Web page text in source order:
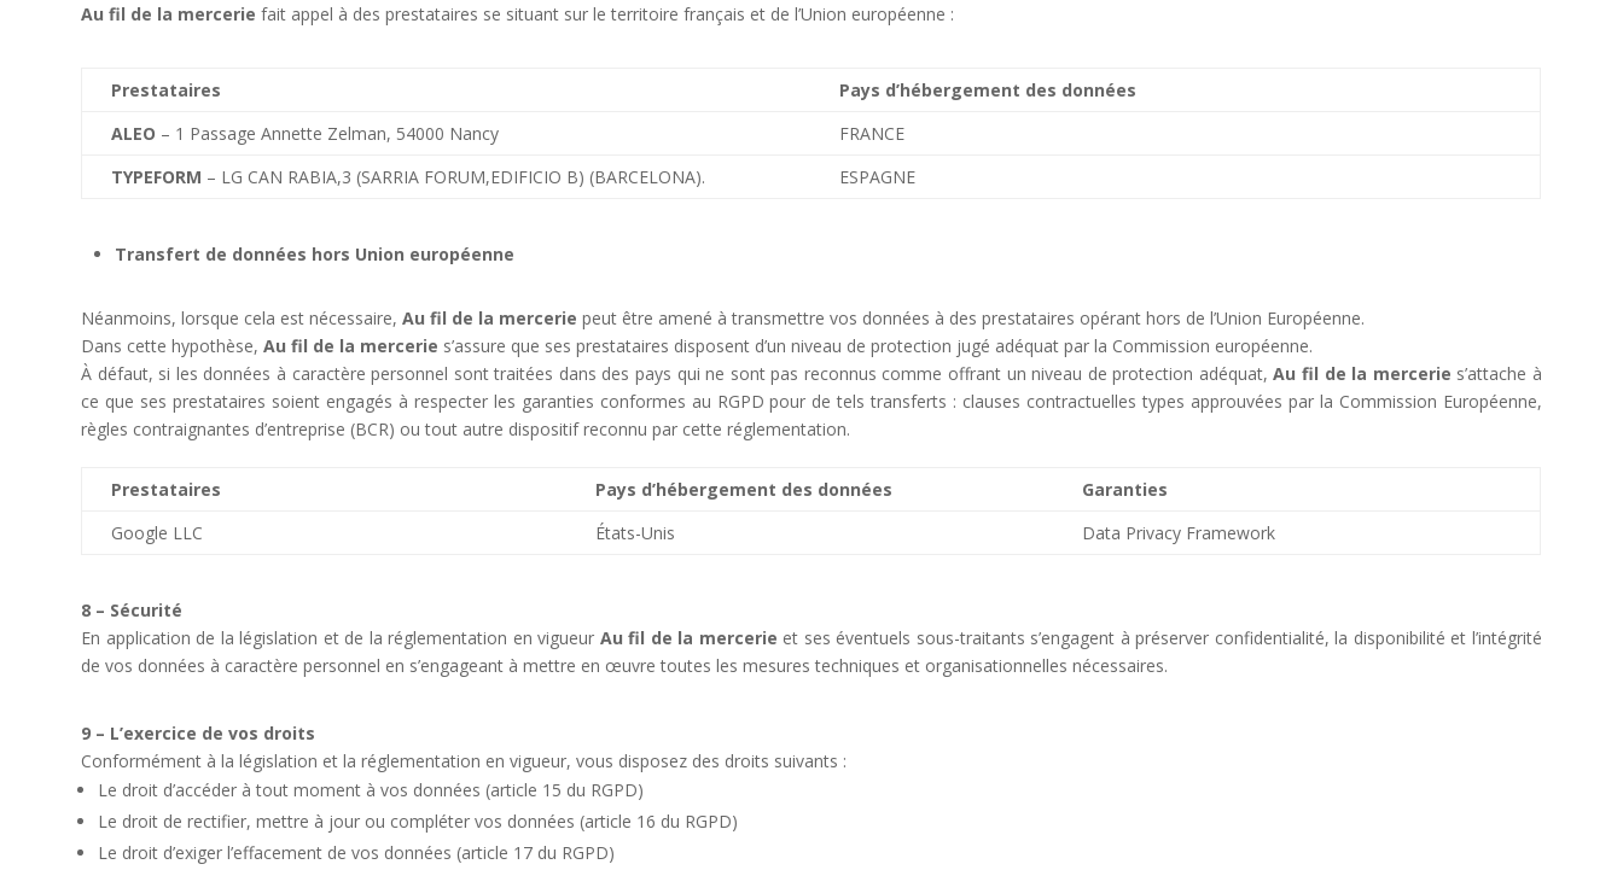
Au fil de la merceriefait appel à des prestataires se situant sur le territoire français et de l’Union européenne :
Prestataires
Pays d’hébergement des données
ALEO – 1 Passage Annette Zelman, 54000 Nancy
FRANCE
TYPEFORM – LG CAN RABIA,3 (SARRIA FORUM,EDIFICIO B) (BARCELONA). ESPAGNE
Transfert de données hors Union européenne
Néanmoins, lorsque cela est nécessaire,Au fil de la merceriepeut être amené à transmettre vos données à des prestataires opérant hors de l’Union Européenne.
Dans cette hypothèse,Au fil de la mercerie s’assure que ses prestataires disposent d’un niveau de protection jugé adéquat par la Commission européenne.
À défaut, si les données à caractère personnel sont traitées dans des pays qui ne sont pas reconnus comme offrant un niveau de protection adéquat,Au fil de la mercerie s’attache à
ce que ses prestataires soient engagés à respecter les garanties conformes au RGPD pour de tels transferts : clauses contractuelles types approuvées par la Commission Européenne,
règles contraignantes d’entreprise (BCR) ou tout autre dispositif reconnu par cette réglementation.
Prestataires Pays d’hébergement des données
Garanties
Google LLC
États-Unis Data Privacy Framework
8 – Sécurité
En application de la législation et de la réglementation en vigueur Au fil de la mercerie et ses éventuels sous-traitants s’engagent à préserver confidentialité, la disponibilité et l’intégrité
de vos données à caractère personnel en s’engageant à mettre en œuvre toutes les mesures techniques et organisationnelles nécessaires.
9 – L’exercice de vos droits
Conformément à la législation et la réglementation en vigueur, vous disposez des droits suivants :
Le droit d’accéder à tout moment à vos données (article 15 du RGPD)
Le droit de rectifier, mettre à jour ou compléter vos données (article 16 du RGPD)
Le droit d’exiger l’effacement de vos données (article 17 du RGPD)